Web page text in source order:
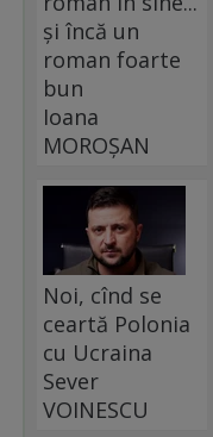
și încă un
roman foarte
bun
Ioana
MOROȘAN
Noi, cînd se
ceartă Polonia
cu Ucraina
Sever
VOINESCU